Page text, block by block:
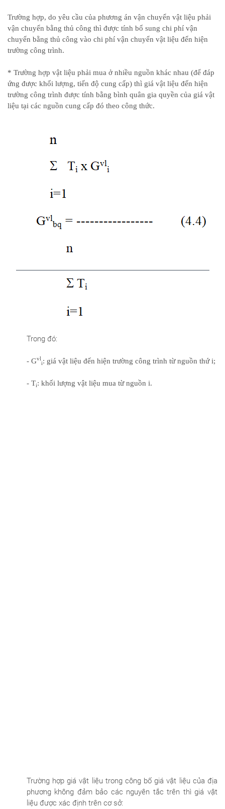
Trường hợp, do yêu cầu của phương án vận chuyển vật liệu phải
vận chuyển bằng thủ công thì được tính bổ sung chi phí vận
chuyển bằng thủ công vào chi phí vận chuyển vật liệu đến hiện
trường công trình.
* Trường hợp vật liệu phải mua ở nhiều nguồn khác nhau (để đáp
ứng được khối lượng, tiến độ cung cấp) thì giá vật liệu đến hiện
trường công trình được tính bằng bình quân gia quyền của giá vật
liệu tại các nguồn cung cấp đó theo công thức.
Trong đó:
- Gvl
i: giá vật liệu đến hiện trường công trình từ nguồn thứ i;
- Ti: khối lượng vật liệu mua từ nguồn i.
Trường hợp giá vật liệu trong công bố giá vật liệu của địa
phương không đảm bảo các nguyên tắc trên thì giá vật
liệu được xác định trên cơ sở: